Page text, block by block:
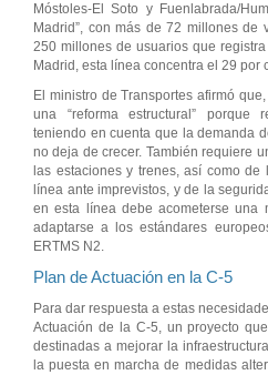
Móstoles-El Soto y Fuenlabrada/
Madrid”, con más de 72 millones
250 millones de usuarios que
Madrid, esta línea concentra el 29 por
El ministro de Transportes afirmó
una “reforma estructural” porque
teniendo en cuenta que la demanda
no deja de crecer. También requiere
las estaciones y trenes, así como
línea ante imprevistos, y de la
en esta línea debe acometerse una
adaptarse a los estándares
ERTMS N2.
Plan de Actuación en la C-5
Para dar respuesta a estas
Actuación de la C-5, un proyecto
destinadas a mejorar la
la puesta en marcha de medidas